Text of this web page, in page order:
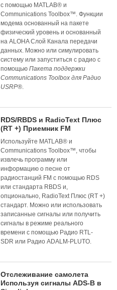
с помощью MATLAB® и
Communications Toolbox™. Функции
модема основанный на пакете
физический уровень и основанный
на ALOHA Слой Канала передачи
данных. Можно или симулировать
систему или запуститься с радио с
помощьюПакета поддержки
Communications Toolbox для Радио
USRP®.
RDS/RBDS и RadioText Плюс
(RT +) Приемник FM
Используйте MATLAB® и
Communications Toolbox™, чтобы
извлечь программу или
информацию о песне от
радиостанций FM с помощью RDS
или стандарта RBDS и,
опционально, RadioText Плюс (RT +)
стандарт. Можно или использовать
записанные сигналы или получить
сигналы в режиме реального
времени с помощью Радио RTL-
SDR или Радио ADALM-PLUTO.
Отслеживание самолета
Используя сигналы ADS-B в